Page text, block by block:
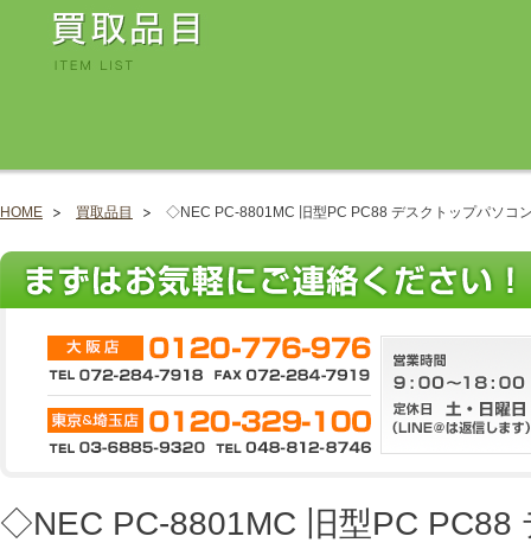
HOME 買取品目 ◇NEC PC-8801MC 旧型PC PC88 デスクトップパソコ
◇NEC PC-8801MC 旧型PC PC88